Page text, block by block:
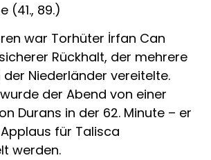
(41., 89.)
war Torhüter İrfan Can
Rückhalt, der mehrere
Niederländer vereitelte.
der Abend von einer
Durans in der 62. Minute – er
für Talisca
werden.